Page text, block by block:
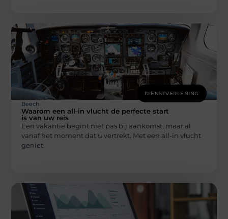
DIENSTVERLENING
Beech
Waarom een all-in vlucht de perfecte start
is van uw reis
Een vakantie begint niet pas bij aankomst, maar al
vanaf het moment dat u vertrekt. Met een all-in vlucht
geniet